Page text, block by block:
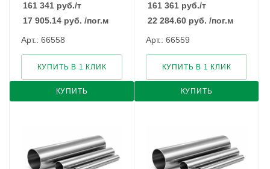
161 341 руб./т
17 905.14 руб. /пог.м
Арт.: 66558
КУПИТЬ
КУПИТЬ В 1 КЛИК
161 361 руб./т
22 284.60 руб. /пог.м
Арт.: 66559
КУПИТЬ
КУПИТЬ В 1 КЛИК